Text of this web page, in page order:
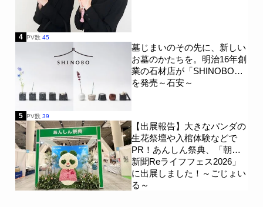
4 PV数 45
墓じまいのその先に、新しい
お墓のかたちを。明治16年創
業の石材店が「SHINOBO」
を発売～石安～
5 PV数 39
【出展報告】大きなパンダの
生花祭壇や入棺体験などで
PR！あんしん祭典、「朝日
新聞Reライフフェス2026」
に出展しました！～ごじょい
る～